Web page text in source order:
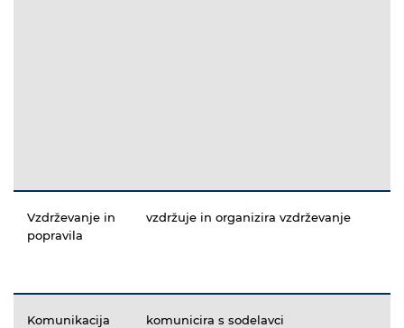
Vzdrževanje in
popravila
vzdržuje in organizira vzdrževanje
Komunikacija komunicira s sodelavci